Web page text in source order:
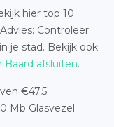
hier top 10
Controleer
je stad. Bekijk ook
Baard afsluiten.
€47,5
Mb Glasvezel